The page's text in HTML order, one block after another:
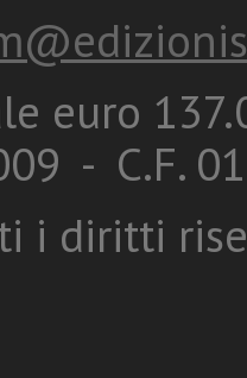
euro
- C.F.
i diritti